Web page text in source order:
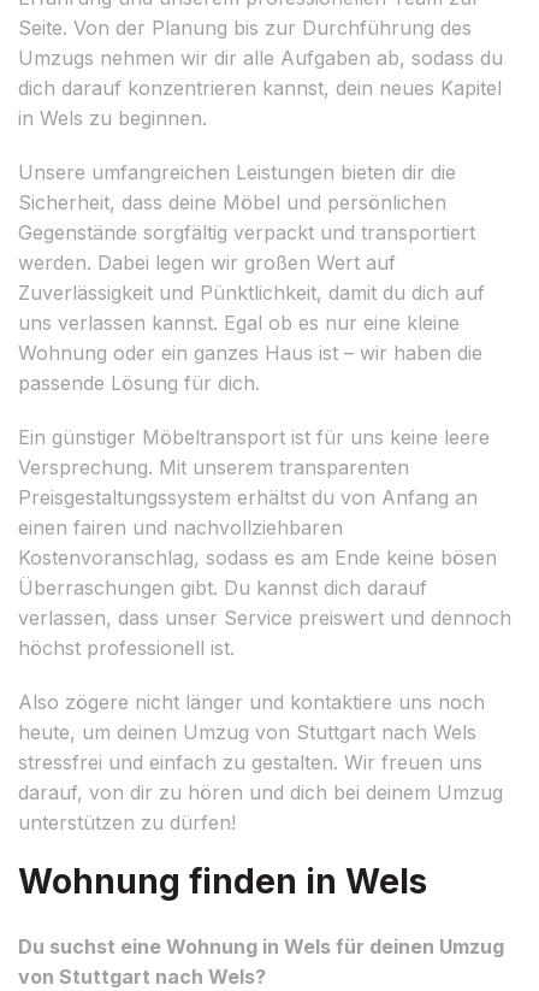
Seite. Von der Planung bis zur Durchführung des
Umzugs nehmen wir dir alle Aufgaben ab, sodass du
dich darauf konzentrieren kannst, dein neues Kapitel
in Wels zu beginnen.
Unsere umfangreichen Leistungen bieten dir die
Sicherheit, dass deine Möbel und persönlichen
Gegenstände sorgfältig verpackt und transportiert
werden. Dabei legen wir großen Wert auf
Zuverlässigkeit und Pünktlichkeit, damit du dich auf
uns verlassen kannst. Egal ob es nur eine kleine
Wohnung oder ein ganzes Haus ist – wir haben die
passende Lösung für dich.
Ein günstiger Möbeltransport ist für uns keine leere
Versprechung. Mit unserem transparenten
Preisgestaltungssystem erhältst du von Anfang an
einen fairen und nachvollziehbaren
Kostenvoranschlag, sodass es am Ende keine bösen
Überraschungen gibt. Du kannst dich darauf
verlassen, dass unser Service preiswert und dennoch
höchst professionell ist.
Also zögere nicht länger und kontaktiere uns noch
heute, um deinen Umzug von Stuttgart nach Wels
stressfrei und einfach zu gestalten. Wir freuen uns
darauf, von dir zu hören und dich bei deinem Umzug
unterstützen zu dürfen!
Wohnung finden in Wels
Du suchst eine Wohnung in Wels für deinen Umzug
von Stuttgart nach Wels?